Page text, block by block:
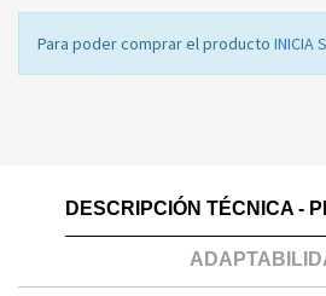
Para poder comprar el producto INICIA
DESCRIPCIÓN TÉCNICA -